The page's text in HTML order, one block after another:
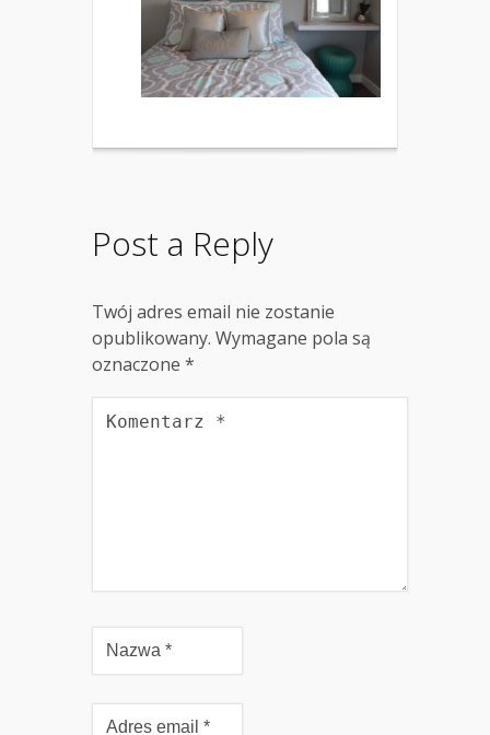
Post a Reply
Twój adres email nie zostanie
opublikowany. Wymagane pola są
oznaczone *